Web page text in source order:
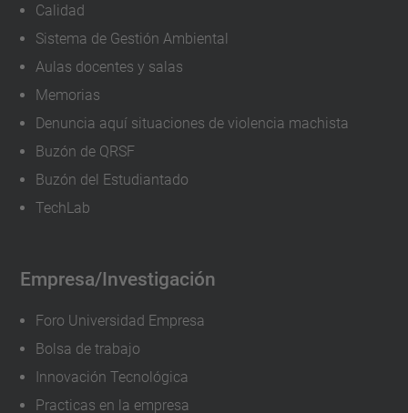
Calidad
Sistema de Gestión Ambiental
Aulas docentes y salas
Memorias
Denuncia aquí situaciones de violencia machista
Buzón de QRSF
Buzón del Estudiantado
TechLab
Empresa/Investigación
Foro Universidad Empresa
Bolsa de trabajo
Innovación Tecnológica
Practicas en la empresa